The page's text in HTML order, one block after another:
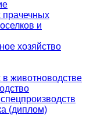
прачечных
и
хозяйство
животноводстве
(диплом)